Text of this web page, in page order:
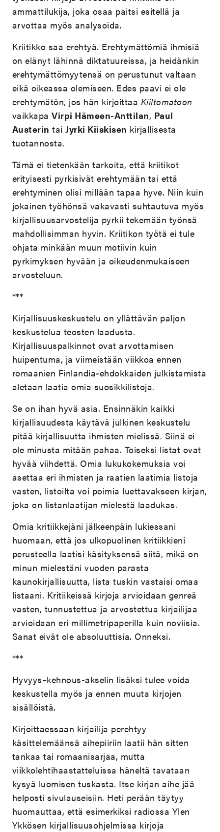
ammattilukija, joka osaa paitsi esitellä ja
arvottaa myös analysoida.
Kriitikko saa erehtyä. Erehtymättömiä ihmisiä
on elänyt lähinnä diktatuureissa, ja heidänkin
erehtymättömyytensä on perustunut valtaan
eikä oikeassa olemiseen. Edes paavi ei ole
erehtymätön, jos hän kirjoittaa Kiiltomatoon
vaikkapaVirpi Hämeen-Anttilan, Paul
Austerin taiJyrki Kiiskisen kirjallisesta
tuotannosta.
Tämä ei tietenkään tarkoita, että kriitikot
erityisesti pyrkisivät erehtymään tai että
erehtyminen olisi millään tapaa hyve. Niin kuin
jokainen työhönsä vakavasti suhtautuva myös
kirjallisuusarvostelija pyrkii tekemään työnsä
mahdollisimman hyvin. Kriitikon työtä ei tule
ohjata minkään muun motiivin kuin
pyrkimyksen hyvään ja oikeudenmukaiseen
arvosteluun.
***
Kirjallisuuskeskustelu on yllättävän paljon
keskustelua teosten laadusta.
Kirjallisuuspalkinnot ovat arvottamisen
huipentuma, ja viimeistään viikkoa ennen
romaanien Finlandia-ehdokkaiden julkistamista
aletaan laatia omia suosikkilistoja.
Se on ihan hyvä asia. Ensinnäkin kaikki
kirjallisuudesta käytävä julkinen keskustelu
pitää kirjallisuutta ihmisten mielissä. Siinä ei
ole minusta mitään pahaa. Toiseksi listat ovat
hyvää viihdettä. Omia lukukokemuksia voi
asettaa eri ihmisten ja raatien laatimia listoja
vasten, listoilta voi poimia luettavakseen kirjan,
joka on listanlaatijan mielestä laadukas.
Omia kritiikkejäni jälkeenpäin lukiessani
huomaan, että jos ulkopuolinen kritiikkieni
perusteella laatisi käsityksensä siitä, mikä on
minun mielestäni vuoden parasta
kaunokirjallisuutta, lista tuskin vastaisi omaa
listaani. Kritiikeissä kirjoja arvioidaan genreä
vasten, tunnustettua ja arvostettua kirjailijaa
arvioidaan eri millimetripaperilla kuin noviisia.
Sanat eivät ole absoluuttisia. Onneksi.
***
Hyvyys–kehnous-akselin lisäksi tulee voida
keskustella myös ja ennen muuta kirjojen
sisällöistä.
Kirjoittaessaan kirjailija perehtyy
käsittelemäänsä aihepiiriin laatii hän sitten
tankaa tai romaanisarjaa, mutta
viikkolehtihaastatteluissa häneltä tavataan
kysyä luomisen tuskasta. Itse kirjan aihe jää
helposti sivulauseisiin. Heti perään täytyy
huomauttaa, että esimerkiksi radiossa Ylen
Ykkösen kirjallisuusohjelmissa kirjoja